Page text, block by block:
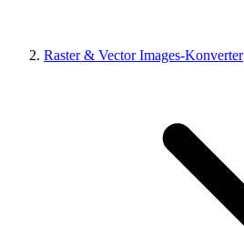
Raster & Vector Images-Konverter